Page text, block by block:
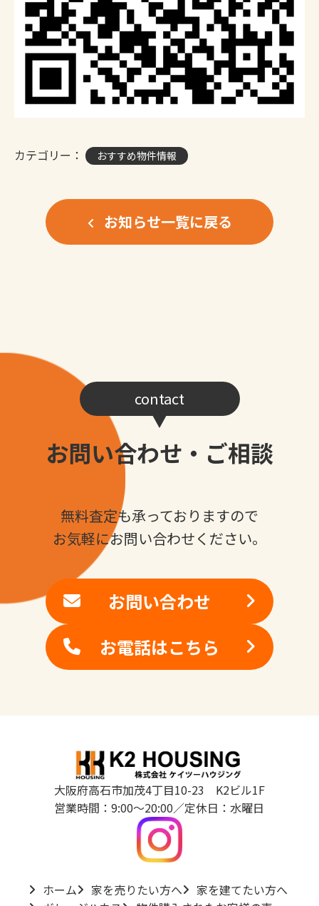
カテゴリー： おすすめ物件情報
お知らせ一覧に戻る
contact
お問い合わせ・ご相談
無料査定も承っておりますので
お気軽にお問い合わせください。
お問い合わせ
お電話はこちら
大阪府高石市加茂4丁目10-23 K2ビル1F
営業時間：9:00～20:00／定休日：水曜日
ホーム 家を売りたい方へ
家を建てたい方へ